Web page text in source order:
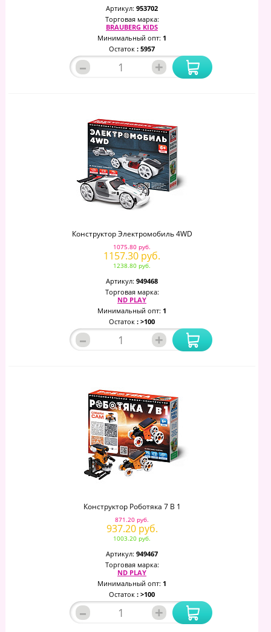
Артикул: 953702
Торговая марка:
BRAUBERG KIDS
Минимальный опт: 1
Остаток : 5957
– +
Конструктор Электромобиль 4WD
1075.80 руб.
1157.30 руб.
1238.80 руб.
Артикул: 949468
Торговая марка:
ND PLAY
Минимальный опт: 1
Остаток : >100
– +
Конструктор Роботяка 7 В 1
871.20 руб.
937.20 руб.
1003.20 руб.
Артикул: 949467
Торговая марка:
ND PLAY
Минимальный опт: 1
Остаток : >100
– +